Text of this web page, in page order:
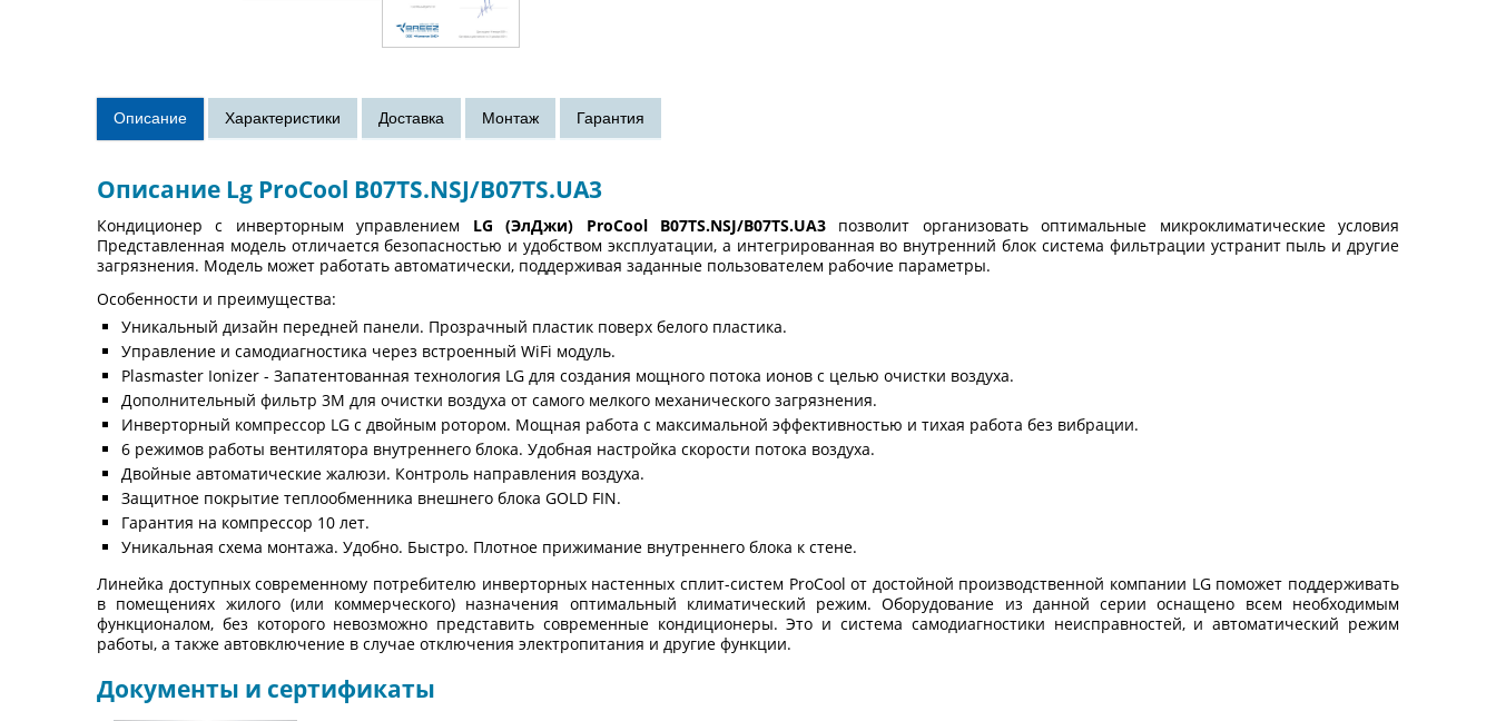
Описание Lg ProCool B07TS.NSJ/B07TS.UA3
Кондиционер с инверторным управлением LG (ЭлДжи) ProCool B07TS.NSJ/B07TS.UA3позволит организовать оптимальные микроклиматические условия
Представленная модель отличается безопасностью и удобством эксплуатации, а интегрированная во внутренний блок система фильтрации устранит пыль и другие
загрязнения. Модель может работать автоматически, поддерживая заданные пользователем рабочие параметры.
Особенности и преимущества:
Уникальный дизайн передней панели. Прозрачный пластик поверх белого пластика.
Управление и самодиагностика через встроенный WiFi модуль.
Plasmaster Ionizer - Запатентованная технология LG для создания мощного потока ионов с целью очистки воздуха.
Дополнительный фильтр 3M для очистки воздуха от самого мелкого механического загрязнения.
Инверторный компрессор LG с двойным ротором. Мощная работа с максимальной эффективностью и тихая работа без вибрации.
6 режимов работы вентилятора внутреннего блока. Удобная настройка скорости потока воздуха.
Двойные автоматические жалюзи. Контроль направления воздуха.
Защитное покрытие теплообменника внешнего блока GOLD FIN.
Гарантия на компрессор 10 лет.
Уникальная схема монтажа. Удобно. Быстро. Плотное прижимание внутреннего блока к стене.
Линейка доступных современному потребителю инверторных настенных сплит-систем ProCool от достойной производственной компании LG поможет поддерживать
в помещениях жилого (или коммерческого) назначения оптимальный климатический режим. Оборудование из данной серии оснащено всем необходимым
функционалом, без которого невозможно представить современные кондиционеры. Это и система самодиагностики неисправностей, и автоматический режим
работы, а также автовключение в случае отключения электропитания и другие функции.
Документы и сертификаты